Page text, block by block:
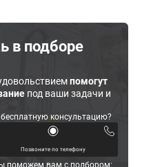
в подборе
помогут
под ваши задачи и
консультацию?
Позвоните по телефону
поможем вам с подбором: